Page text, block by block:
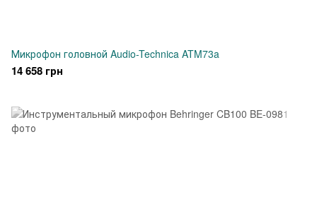
Микрофон головной Audio-Technica ATM73a
14 658 грн